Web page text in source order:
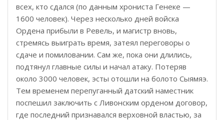
всех, кто сдался (по данным хрониста Генеке —
1600 человек). Через несколько дней войска
Ордена прибыли в Ревель, и магистр вновь,
стремясь выиграть время, затеял переговоры о
сдаче и помиловании. Сам же, пока они длились,
подтянул главные силы и начал атаку. Потеряв
около 3000 человек, эсты отошли на болото Сыямяэ.
Тем временем перепуганный датский наместник
поспешил заключить с Ливонским орденом договор,
где последний признавался верховной властью, за